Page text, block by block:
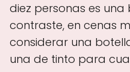
diez personas es una
contraste, en cenas
considerar una
una de tinto para